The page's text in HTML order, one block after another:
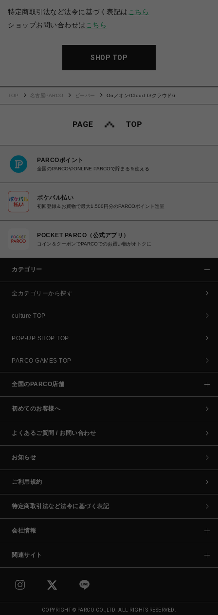
特定商取引法など法令に基づく表記は こちら
ショップお問い合わせは こちら
SHOP TOP
TOP 名古屋PARCO ビーバー On／オン/Cloud 6/クラウド6
PARCOポイント
全国のPARCOやONLINE PARCOで貯まる＆使える
ポケパル払い
初回登録＆お買物で最大1,500円分のPARCOポイント進呈
POCKET PARCO（公式アプリ）
コイン＆クーポンでPARCOでのお買い物がオトクに
カテゴリー
全カテゴリーから探す
culture TOP
POP-UP SHOP TOP
PARCO GAMES TOP
全国のPARCO店舗
初めてのお客様へ
よくあるご質問 / お問い合わせ
お知らせ
ご利用規約
特定商取引法など法令に基づく表記
会社情報
関連サイト
COPYRIGHT © PARCO CO.,LTD. ALL RIGHTS RESERVED.